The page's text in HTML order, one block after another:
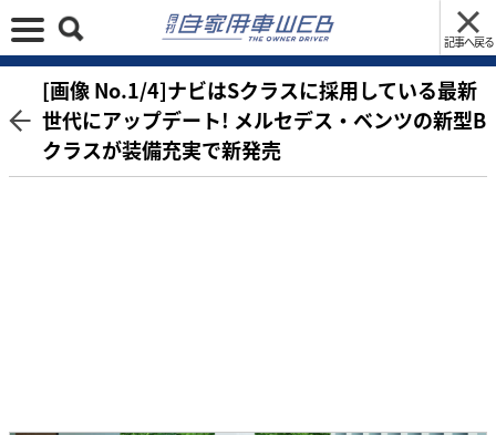
記事へ戻る
[画像 No.1/4]ナビはSクラスに採用している最新
世代にアップデート! メルセデス・ベンツの新型B
クラスが装備充実で新発売